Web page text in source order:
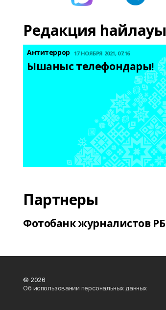
Редакция һайлауы
Антитеррор 17 НОЯБРЯ 2021, 07:16
Ышаныс телефондары!
Партнеры
Фотобанк журналистов РБ
© 2026
Об использовании персональных данных